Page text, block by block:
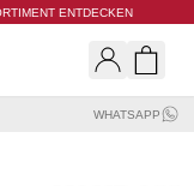
ENTDECKEN
WHATSAPP